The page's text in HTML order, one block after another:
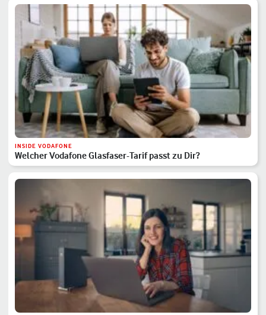
INSIDE VODAFONE
Welcher Vodafone Glasfaser-Tarif passt zu Dir?